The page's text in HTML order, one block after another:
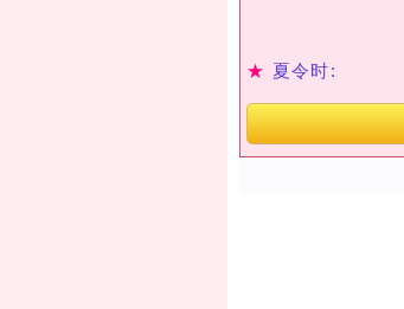
★ 夏令时: